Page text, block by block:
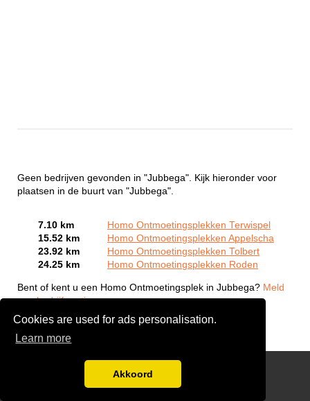
Cookies are used for ads personalisation.
Learn more
Akkoord
Geen bedrijven gevonden in "Jubbega". Kijk hieronder voor
plaatsen in de buurt van "Jubbega".
7.10 km
Homo Ontmoetingsplekken Terwispel
15.52 km
Homo Ontmoetingsplekken Appelscha
23.92 km
Homo Ontmoetingsplekken Tolbert
24.25 km
Homo Ontmoetingsplekken Roden
Bent of kent u een Homo Ontmoetingsplek in Jubbega? Meld
een bedrijf gratis aan